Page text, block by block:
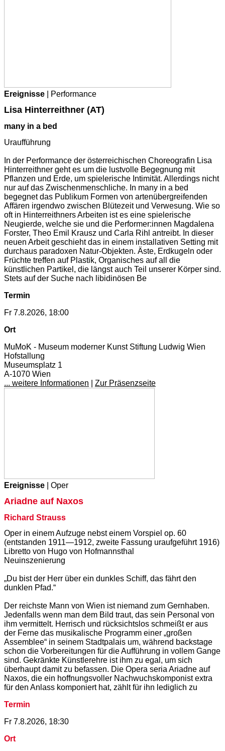
Ereignisse | Performance
Lisa Hinterreithner (AT)
many in a bed
Uraufführung
In der Performance der österreichischen Choreografin Lisa
Hinterreithner geht es um die lustvolle Begegnung mit
Pflanzen und Erde, um spielerische Intimität. Allerdings nicht
nur auf das Zwischenmenschliche. In many in a bed
begegnet das Publikum Formen von artenübergreifenden
Affären irgendwo zwischen Blütezeit und Verwesung. Wie so
oft in Hinterreithners Arbeiten ist es eine spielerische
Neugierde, welche sie und die Performer:innen Magdalena
Forster, Theo Emil Krausz und Carla Rihl antreibt. In dieser
neuen Arbeit geschieht das in einem installativen Setting mit
durchaus paradoxen Natur-Objekten. Äste, Erdkugeln oder
Früchte treffen auf Plastik, Organisches auf all die
künstlichen Partikel, die längst auch Teil unserer Körper sind.
Stets auf der Suche nach libidinösen Be
Termin
Fr 7.8.2026, 18:00
Ort
MuMoK - Museum moderner Kunst Stiftung Ludwig Wien
Hofstallung
Museumsplatz 1
A-1070 Wien
... weitere Informationen
Zur Präsenzseite
Ereignisse | Oper
Ariadne auf Naxos
Richard Strauss
Oper in einem Aufzuge nebst einem Vorspiel op. 60
(entstanden 1911—1912, zweite Fassung uraufgeführt 1916)
Libretto von Hugo von Hofmannsthal
Neuinszenierung
„Du bist der Herr über ein dunkles Schiff, das fährt den
dunklen Pfad.“
Der reichste Mann von Wien ist niemand zum Gernhaben.
Jedenfalls wenn man dem Bild traut, das sein Personal von
ihm vermittelt. Herrisch und rücksichtslos schmeißt er aus
der Ferne das musikalische Programm einer „großen
Assemblee“ in seinem Stadtpalais um, während backstage
schon die Vorbereitungen für die Aufführung in vollem Gange
sind. Gekränkte Künstlerehre ist ihm zu egal, um sich
überhaupt damit zu befassen. Die Opera seria Ariadne auf
Naxos, die ein hoffnungsvoller Nachwuchskomponist extra
für den Anlass komponiert hat, zählt für ihn lediglich zu
Termin
Fr 7.8.2026, 18:30
Ort